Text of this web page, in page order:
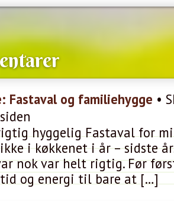
Fastaval og familiehygge •
hyggelig Fastaval for
i køkkenet i år – sidste
nok var helt rigtig. Før
og energi til bare at […]